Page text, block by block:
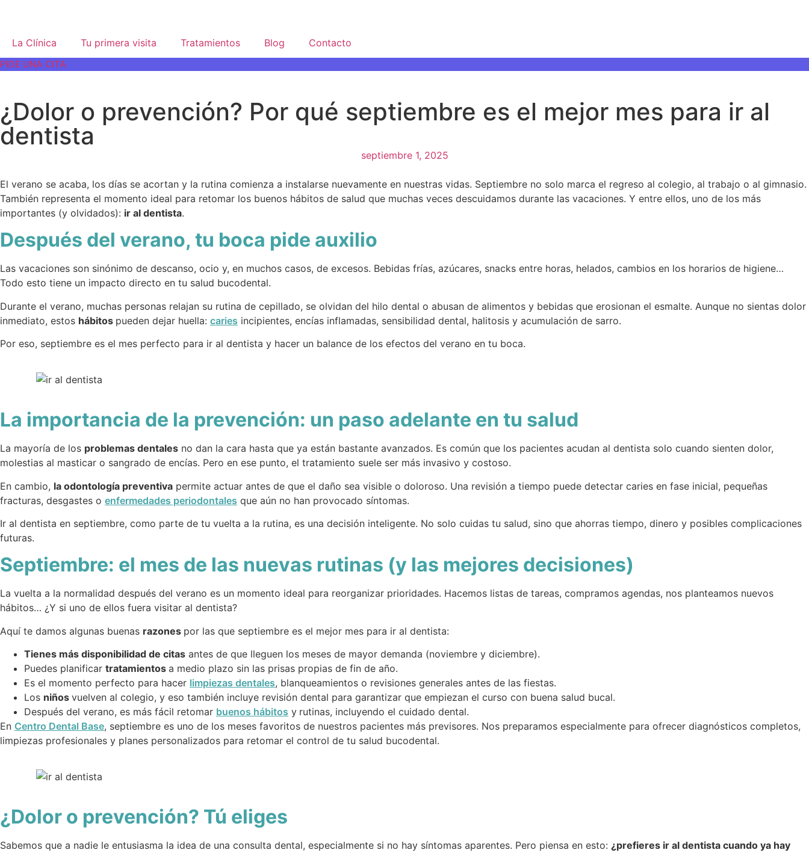
La Clínica Tu primera visita Tratamientos Blog Contacto
PIDE UNA CITA
¿Dolor o prevención? Por qué septiembre es el mejor mes para ir al
dentista
septiembre 1, 2025
El verano se acaba, los días se acortan y la rutina comienza a instalarse nuevamente en nuestras vidas. Septiembre no solo marca el regreso al colegio, al trabajo o al gimnasio.
También representa el momento ideal para retomar los buenos hábitos de salud que muchas veces descuidamos durante las vacaciones. Y entre ellos, uno de los más
importantes (y olvidados): ir al dentista.
Después del verano, tu boca pide auxilio
Las vacaciones son sinónimo de descanso, ocio y, en muchos casos, de excesos. Bebidas frías, azúcares, snacks entre horas, helados, cambios en los horarios de higiene…
Todo esto tiene un impacto directo en tu salud bucodental.
Durante el verano, muchas personas relajan su rutina de cepillado, se olvidan del hilo dental o abusan de alimentos y bebidas que erosionan el esmalte. Aunque no sientas dolor
inmediato, estos hábitos pueden dejar huella: caries incipientes, encías inflamadas, sensibilidad dental, halitosis y acumulación de sarro.
Por eso, septiembre es el mes perfecto para ir al dentista y hacer un balance de los efectos del verano en tu boca.
La importancia de la prevención: un paso adelante en tu salud
La mayoría de los problemas dentales no dan la cara hasta que ya están bastante avanzados. Es común que los pacientes acudan al dentista solo cuando sienten dolor,
molestias al masticar o sangrado de encías. Pero en ese punto, el tratamiento suele ser más invasivo y costoso.
En cambio, la odontología preventiva permite actuar antes de que el daño sea visible o doloroso. Una revisión a tiempo puede detectar caries en fase inicial, pequeñas
fracturas, desgastes o enfermedades periodontales que aún no han provocado síntomas.
Ir al dentista en septiembre, como parte de tu vuelta a la rutina, es una decisión inteligente. No solo cuidas tu salud, sino que ahorras tiempo, dinero y posibles complicaciones
futuras.
Septiembre: el mes de las nuevas rutinas (y las mejores decisiones)
La vuelta a la normalidad después del verano es un momento ideal para reorganizar prioridades. Hacemos listas de tareas, compramos agendas, nos planteamos nuevos
hábitos… ¿Y si uno de ellos fuera visitar al dentista?
Aquí te damos algunas buenas razones por las que septiembre es el mejor mes para ir al dentista:
Tienes más disponibilidad de citas antes de que lleguen los meses de mayor demanda (noviembre y diciembre).
Puedes planificar tratamientos a medio plazo sin las prisas propias de fin de año.
Es el momento perfecto para hacer limpiezas dentales, blanqueamientos o revisiones generales antes de las fiestas.
Los niños vuelven al colegio, y eso también incluye revisión dental para garantizar que empiezan el curso con buena salud bucal.
Después del verano, es más fácil retomar buenos hábitos y rutinas, incluyendo el cuidado dental.
En Centro Dental Base, septiembre es uno de los meses favoritos de nuestros pacientes más previsores. Nos preparamos especialmente para ofrecer diagnósticos completos,
limpiezas profesionales y planes personalizados para retomar el control de tu salud bucodental.
¿Dolor o prevención? Tú eliges
Sabemos que a nadie le entusiasma la idea de una consulta dental, especialmente si no hay síntomas aparentes. Pero piensa en esto: ¿prefieres ir al dentista cuando ya hay